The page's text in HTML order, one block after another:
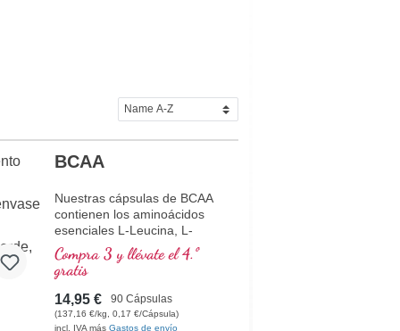
BCAA
Nuestras cápsulas de BCAA
contienen los aminoácidos
esenciales L-Leucina, L-
Isoleucina y L-Valina en la
proporción óptima de 2:1:1.
Estos aminoácidos de cadena
ramificada son importantes
para el cuerpo y deben ser
ingeridos a través de la
Compra 3 y llévate el 4.º
gratis
14,95 € 90 Cápsulas
(137,16 €/kg, 0,17 €/Cápsula)
incl. IVA másGastos de envío